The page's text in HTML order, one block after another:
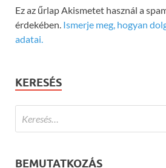
Ez az űrlap Akismetet használ a
érdekében. Ismerje meg, hogyan
adatai.
KERESÉS
BEMUTATKOZÁS